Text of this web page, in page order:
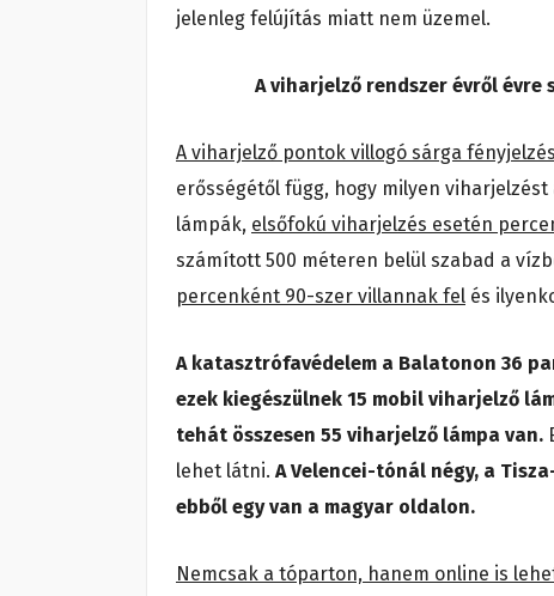
jelenleg felújítás miatt nem üzemel.
A viharjelző rendszer évről
A viharjelző pontok villogó sárga
erősségétől függ, hogy milyen
lámpák, elsőfokú viharjelzés esetén
számított 500 méteren belül szabad a
percenként 90-szer villannak fel és
A katasztrófavédelem a Balatonon 36
ezek kiegészülnek 15 mobil viharjelző
tehát összesen 55 viharjelző lámpa van.
lehet látni. A Velencei-tónál négy, a
ebből egy van a magyar oldalon.
Nemcsak a tóparton, hanem online is